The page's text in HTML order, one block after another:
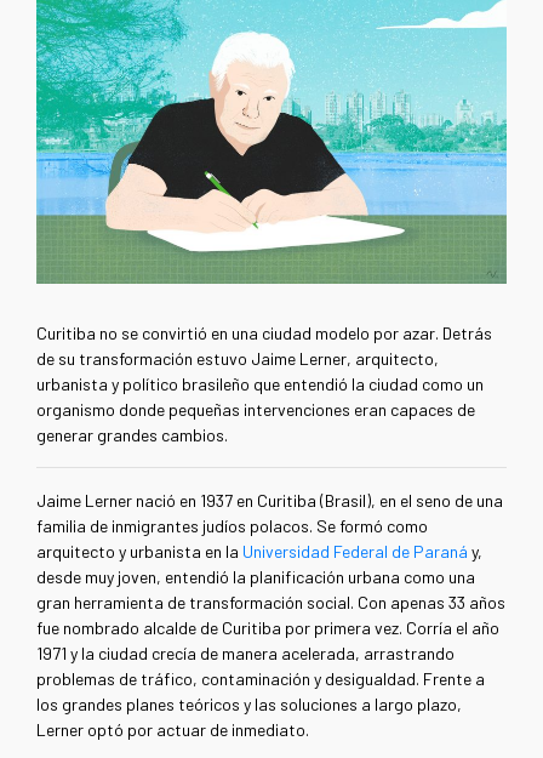
Curitiba no se convirtió en una ciudad modelo por azar. Detrás
de su transformación estuvo Jaime Lerner, arquitecto,
urbanista y político brasileño que entendió la ciudad como un
organismo donde pequeñas intervenciones eran capaces de
generar grandes cambios.
Jaime Lerner nació en 1937 en Curitiba (Brasil), en el seno de una
familia de inmigrantes judíos polacos. Se formó como
arquitecto y urbanista en la Universidad Federal de Paraná y,
desde muy joven, entendió la planificación urbana como una
gran herramienta de transformación social. Con apenas 33 años
fue nombrado alcalde de Curitiba por primera vez. Corría el año
1971 y la ciudad crecía de manera acelerada, arrastrando
problemas de tráfico, contaminación y desigualdad. Frente a
los grandes planes teóricos y las soluciones a largo plazo,
Lerner optó por actuar de inmediato.